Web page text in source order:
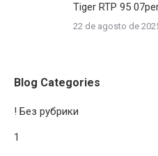
Tiger RTP 95
22 de agosto de
Blog Categories
! Без рубрики
1